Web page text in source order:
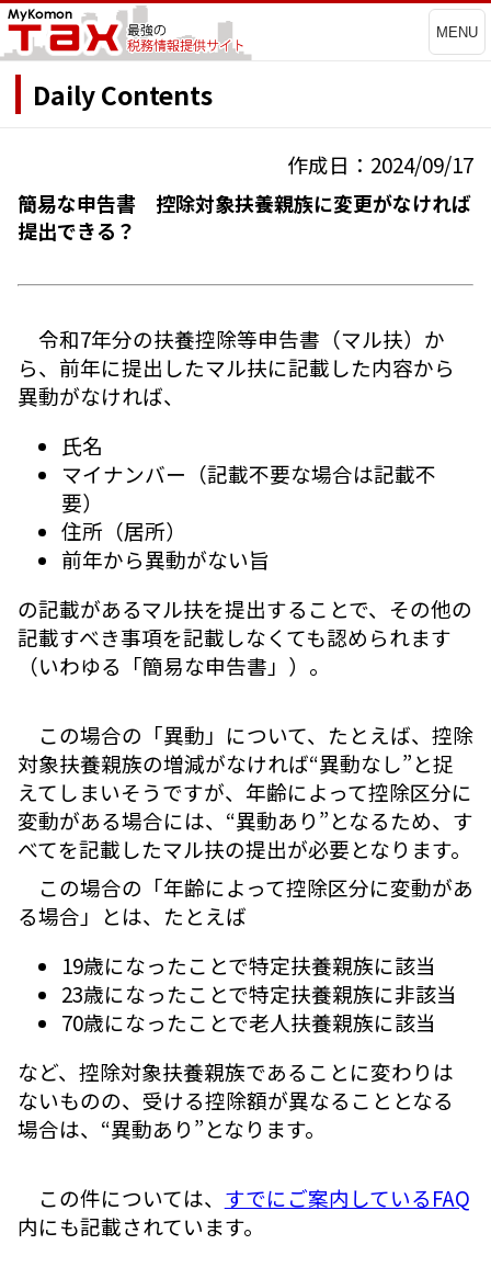
MENU
Daily Contents
作成日：2024/09/17
簡易な申告書 控除対象扶養親族に変更がなければ
提出できる？
令和7年分の扶養控除等申告書（マル扶）か
ら、前年に提出したマル扶に記載した内容から
異動がなければ、
氏名
マイナンバー（記載不要な場合は記載不
要）
住所（居所）
前年から異動がない旨
の記載があるマル扶を提出することで、その他の
記載すべき事項を記載しなくても認められます
（いわゆる「簡易な申告書」）。
この場合の「異動」について、たとえば、控除
対象扶養親族の増減がなければ“異動なし”と捉
えてしまいそうですが、年齢によって控除区分に
変動がある場合には、“異動あり”となるため、す
べてを記載したマル扶の提出が必要となります。
この場合の「年齢によって控除区分に変動があ
る場合」とは、たとえば
19歳になったことで特定扶養親族に該当
23歳になったことで特定扶養親族に非該当
70歳になったことで老人扶養親族に該当
など、控除対象扶養親族であることに変わりは
ないものの、受ける控除額が異なることとなる
場合は、“異動あり”となります。
この件については、 すでにご案内しているFAQ
内にも記載されています。